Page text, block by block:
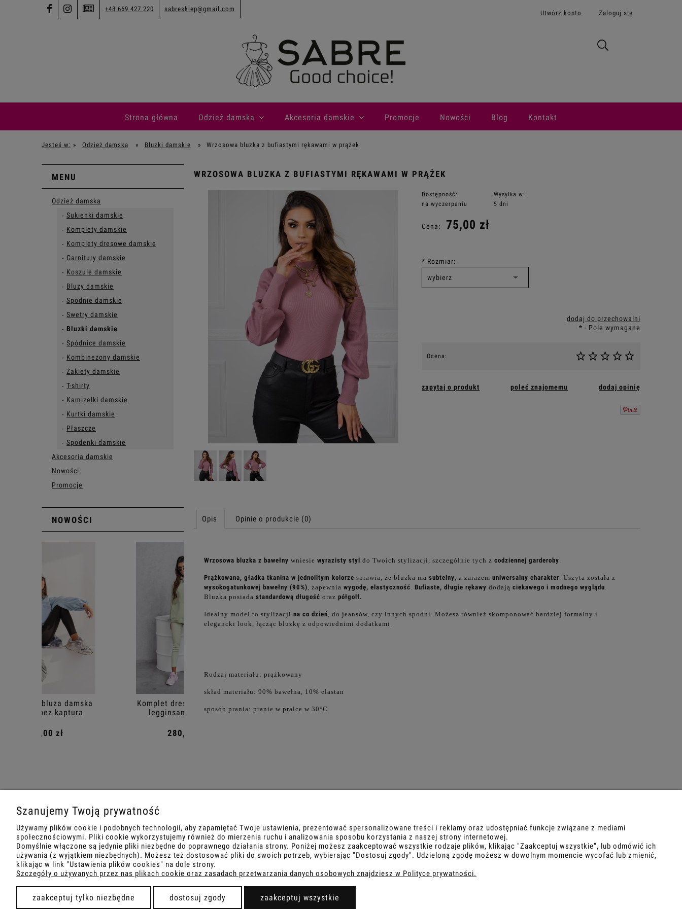
+48 669 427 220 sabresklep@gmail.com
Utwórz konto Zaloguj się
Strona główna Odzież damska Akcesoria damskie Promocje Nowości Blog Kontakt
Jesteś w: » Odzież damska » Bluzki damskie » Wrzosowa bluzka z bufiastymi rękawami w prążek
MENU
Odzież damska
Sukienki damskie
Komplety damskie
Komplety dresowe damskie
Garnitury damskie
Koszule damskie
Bluzy damskie
Spodnie damskie
Swetry damskie
Bluzki damskie
Spódnice damskie
Kombinezony damskie
Żakiety damskie
T-shirty
Kamizelki damskie
Kurtki damskie
Płaszcze
Spodenki damskie
Akcesoria damskie
Nowości
Promocje
NOWOŚCI
Komplet dresowy damski z
legginsami - Matcha
z legginsami – bluza oversize
WRZOSOWA BLUZKA Z BUFIASTYMI RĘKAWAMI W PRĄŻEK
Dostępność:
na wyczerpaniu
Wysyłka w:
5 dni
Cena: 75,00 zł
* Rozmiar:
dodaj do przechowalni
* - Pole wymagane
Ocena:
zapytaj o produkt poleć znajomemu dodaj opinię
Opis Opinie o produkcie (0)
Wrzosowa bluzka z bawełny wniesie wyrazisty styl do Twoich stylizacji, szczególnie tych z codziennej garderoby.
Prążkowana, gładka tkanina w jednolitym kolorze sprawia, że bluzka ma subtelny, a zarazem uniwersalny charakter. Uszyta została z
wysokogatunkowej bawełny (90%), zapewnia wygodę, elastyczność. Bufiaste, długie rękawy dodają ciekawego i modnego wyglądu.
Bluzka posiada standardową długość oraz półgolf.
Idealny model to stylizacji na co dzień, do jeansów, czy innych spodni. Możesz również skomponować bardziej formalny i
elegancki look, łącząc bluzkę z odpowiednimi dodatkami.
Rodzaj materiału: prążkowany
skład materiału: 90% bawełna, 10% elastan
sposób prania: pranie w pralce w 30°C
MOJE KONTO
Twoje zamówienia
Ustawienia konta
Ulubione
O NAS
Kontakt i dane firmy
O firmie
Blog
OBSŁUGA KLIENTA
Metody płatności
Czas realizacji zamówienia
POMOC
Regulamin
Szanujemy Twoją prywatność
Używamy plików cookie i podobnych technologii, aby zapamiętać Twoje ustawienia, prezentować spersonalizowane treści i reklamy oraz udostępniać funkcje związane z mediami
społecznościowymi. Pliki cookie wykorzystujemy również do mierzenia ruchu i analizowania sposobu korzystania z naszej strony internetowej.
Domyślnie włączone są jedynie pliki niezbędne do poprawnego działania strony. Poniżej możesz zaakceptować wszystkie rodzaje plików, klikając "Zaakceptuj wszystkie", lub odmówić ich
używania (z wyjątkiem niezbędnych). Możesz też dostosować pliki do swoich potrzeb, wybierając "Dostosuj zgody". Udzieloną zgodę możesz w dowolnym momencie wycofać lub zmienić,
klikając w link "Ustawienia plików cookies" na dole strony.
Szczegóły o używanych przez nas plikach cookie oraz zasadach przetwarzania danych osobowych znajdziesz w Polityce prywatności.
zaakceptuj tylko niezbędne dostosuj zgody zaakceptuj wszystkie